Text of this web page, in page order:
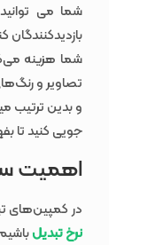
شما می
شما هزینه
تصاویر و
و بدین ترتیب
جویی ‌کنید تا
اهمیت
در کمپین‌های
نرخ تبدیل